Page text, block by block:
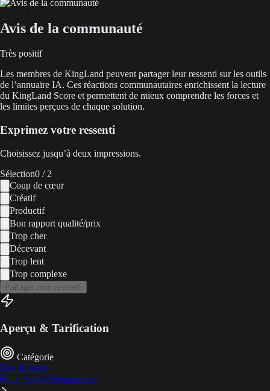
Avis de la communauté
Très positif
Les membres de KingLand peuvent partager leur ressenti sur les outils
de l’annuaire IA. Ces réactions communautaires enrichissent la lecture
du KingLand Score et permettent de mieux comprendre les forces et
les limites perçues de chaque solution.
Exprimez votre ressenti
Choisissez jusqu’à deux impressions.
Sélection0 / 2
Coup de cœur
Créatif
Productif
Bon rapport qualité/prix
Trop cher
Décevant
Trop lent
Trop complexe
Partager mon ressenti
Aperçu & Tarification
Catégorie
Dev & Tech
Essai gratuitAbonnement